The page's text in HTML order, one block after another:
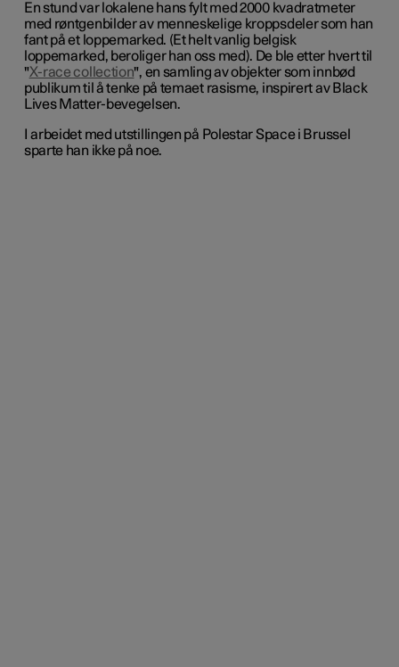
En stund var lokalene hans fylt med 2000 kvadratmeter
med røntgenbilder av menneskelige kroppsdeler som han
fant på et loppemarked. (Et helt vanlig belgisk
loppemarked, beroliger han oss med). De ble etter hvert til
"X-race collection", en samling av objekter som innbød
publikum til å tenke på temaet rasisme, inspirert av Black
Lives Matter-bevegelsen.
I arbeidet med utstillingen på Polestar Space i Brussel
sparte han ikke på noe.